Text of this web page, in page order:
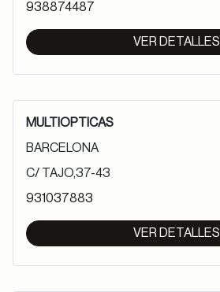
938874487
VER DETALLES
MULTIOPTICAS
BARCELONA
C/ TAJO,37-43
931037883
VER DETALLES